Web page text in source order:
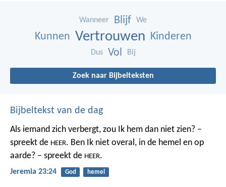
Wanneer Blijf We
Kunnen Vertrouwen Kinderen
Dus Vol Bij
Zoek naar Bijbelteksten
Bijbeltekst van de dag
Als iemand zich verbergt, zou Ik hem dan niet zien? –
spreekt de HEER. Ben Ik niet overal, in de hemel en op
aarde? – spreekt de HEER.
Jeremia 23:24 God hemel